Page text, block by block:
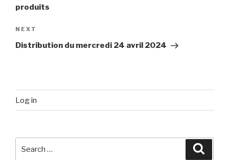
produits
Next
Post
NEXT
Distribution du mercredi 24 avril 2024
Log in